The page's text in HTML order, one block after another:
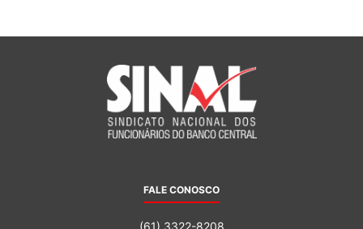
FALE CONOSCO
(61) 3322-8208